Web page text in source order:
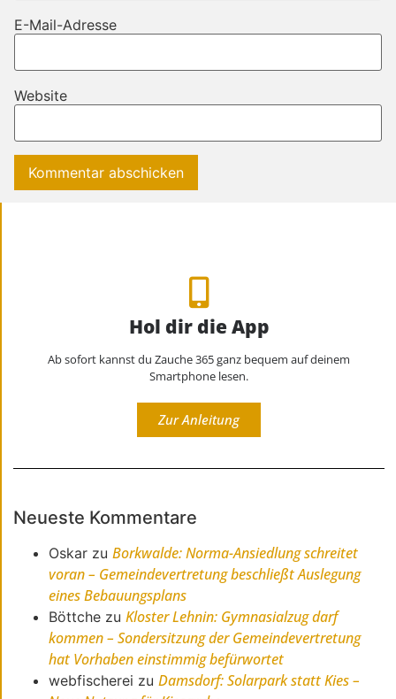
E-Mail-Adresse
Website
Hol dir die App
Ab sofort kannst du Zauche 365 ganz bequem auf deinem
Smartphone lesen.
Zur Anleitung
Neueste Kommentare
Oskar zu Borkwalde: Norma-Ansiedlung schreitet
voran – Gemeindevertretung beschließt Auslegung
eines Bebauungsplans
Böttche zu Kloster Lehnin: Gymnasialzug darf
kommen – Sondersitzung der Gemeindevertretung
hat Vorhaben einstimmig befürwortet
webfischerei zu Damsdorf: Solarpark statt Kies –